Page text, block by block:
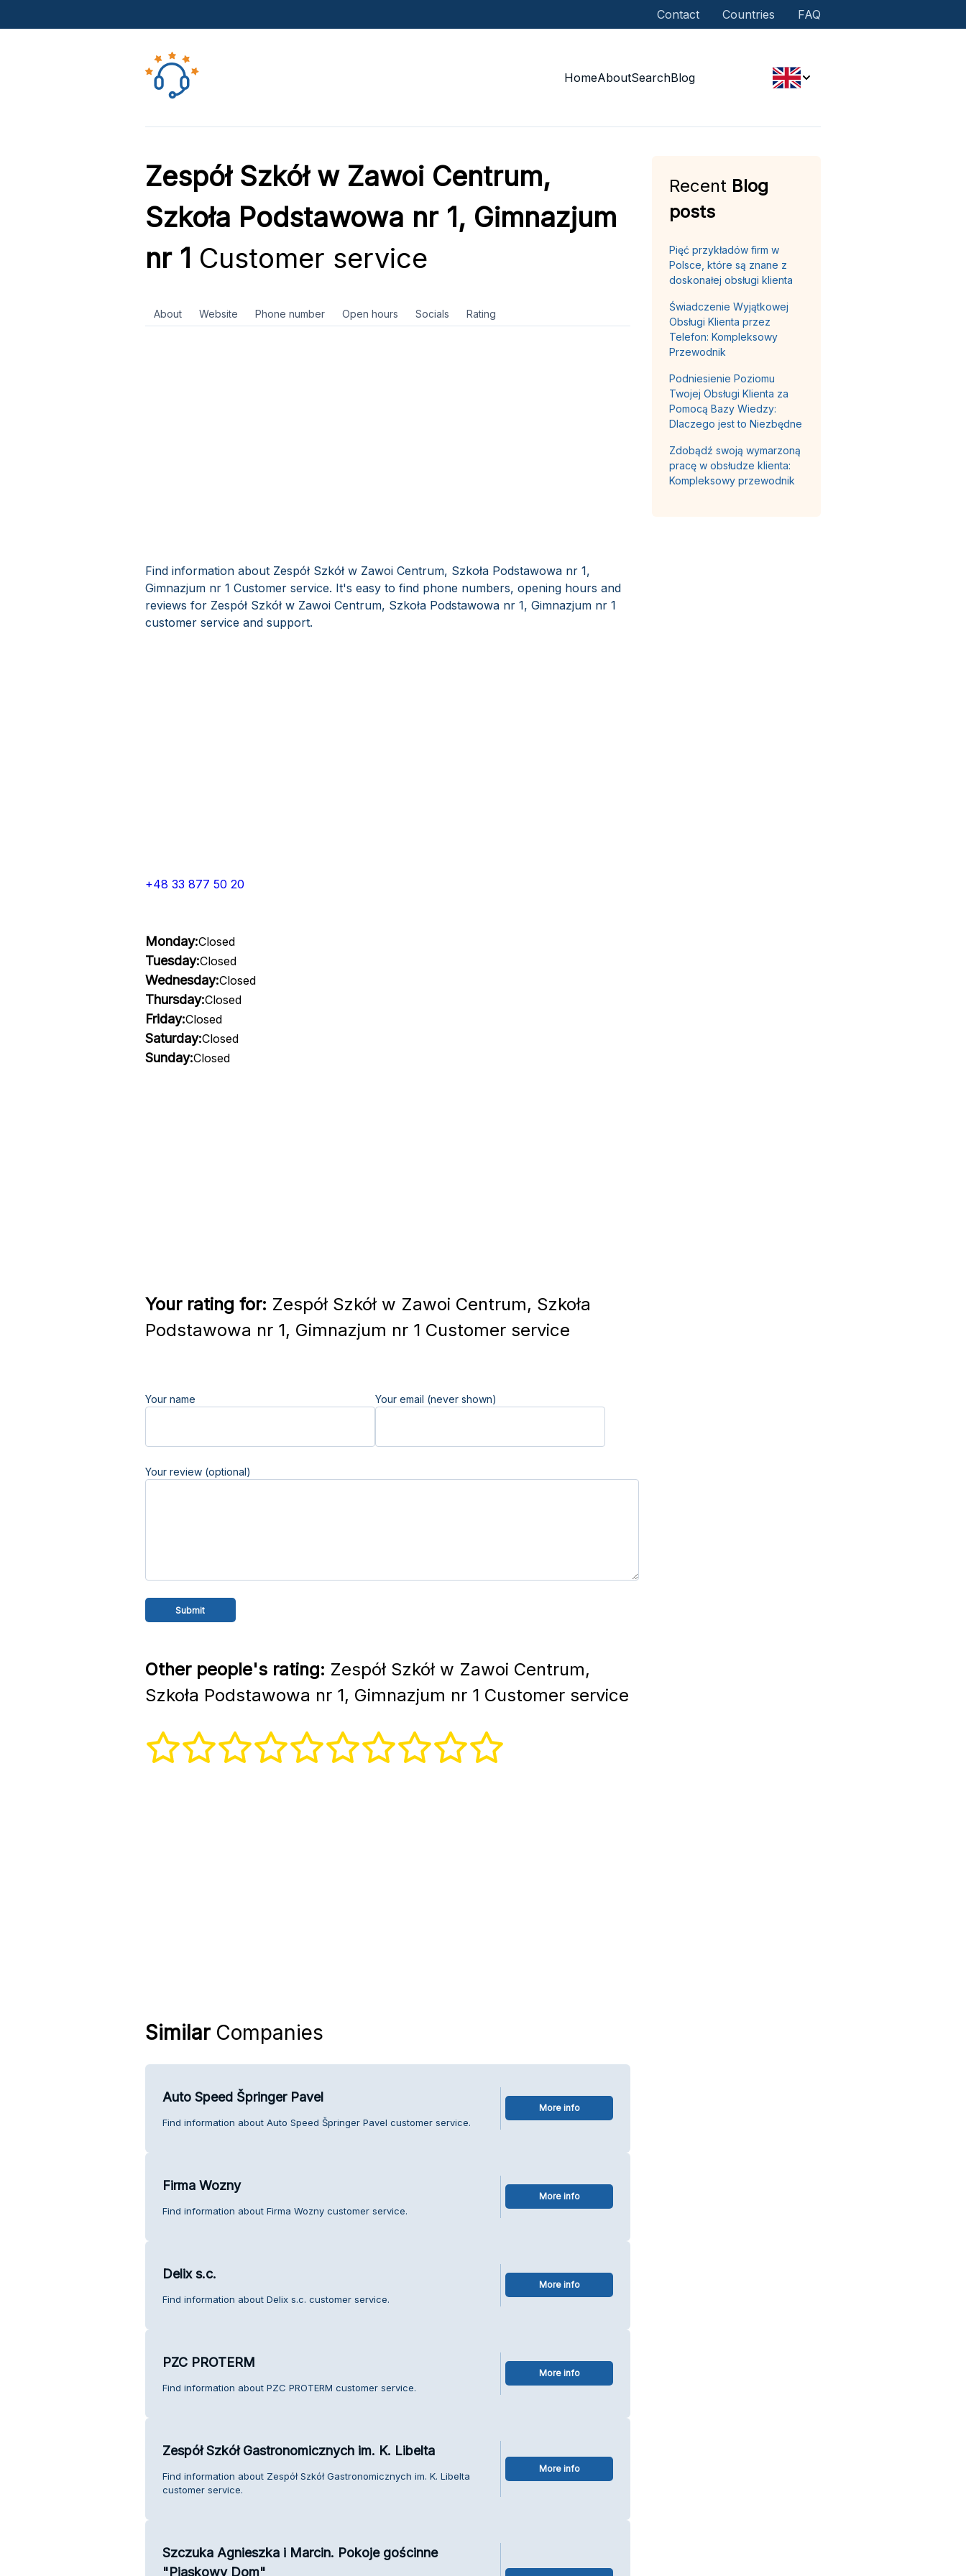
Contact Countries FAQ
HomeAboutSearchBlog
Zespół Szkół w Zawoi Centrum,
Szkoła Podstawowa nr 1, Gimnazjum
nr 1 Customer service
About Website Phone number Open hours Socials Rating
Find information about Zespół Szkół w Zawoi Centrum, Szkoła Podstawowa nr 1,
Gimnazjum nr 1 Customer service. It's easy to find phone numbers, opening hours and
reviews for Zespół Szkół w Zawoi Centrum, Szkoła Podstawowa nr 1, Gimnazjum nr 1
customer service and support.
+48 33 877 50 20
Monday:Closed
Tuesday:Closed
Wednesday:Closed
Thursday:Closed
Friday:Closed
Saturday:Closed
Sunday:Closed
Your rating for: Zespół Szkół w Zawoi Centrum, Szkoła
Podstawowa nr 1, Gimnazjum nr 1 Customer service
Your name Your email (never shown)
Your review (optional)
Other people's rating: Zespół Szkół w Zawoi Centrum,
Szkoła Podstawowa nr 1, Gimnazjum nr 1 Customer service
SimilarCompanies
Auto Speed Špringer Pavel
Find information about Auto Speed Špringer Pavel customer service.
More info
Firma Wozny
Find information about Firma Wozny customer service.
More info
Delix s.c.
Find information about Delix s.c. customer service.
More info
PZC PROTERM
Find information about PZC PROTERM customer service.
More info
Zespół Szkół Gastronomicznych im. K. Libelta
Find information about Zespół Szkół Gastronomicznych im. K. Libelta
customer service.
More info
Szczuka Agnieszka i Marcin. Pokoje gościnne
"Piaskowy Dom"
Recent Blog
posts
Pięć przykładów firm w
Polsce, które są znane z
doskonałej obsługi klienta
Świadczenie Wyjątkowej
Obsługi Klienta przez
Telefon: Kompleksowy
Przewodnik
Podniesienie Poziomu
Twojej Obsługi Klienta za
Pomocą Bazy Wiedzy:
Dlaczego jest to Niezbędne
Zdobądź swoją wymarzoną
pracę w obsłudze klienta:
Kompleksowy przewodnik